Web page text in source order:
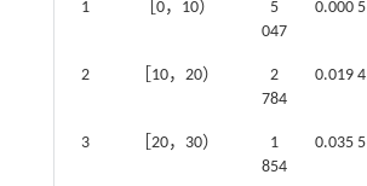
1 ［0，10）
5
047
0.000 5
2 ［10，20）
2
784
0.019 4
3 ［20，30）
1
854
0.035 5